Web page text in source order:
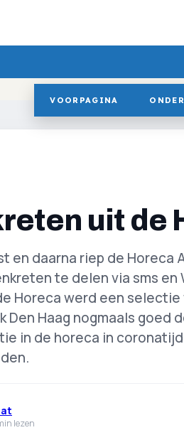
VOORPAGINA
uit de
en daarna riep de Horeca
te delen via sms en
Horeca werd een
Haag nogmaals goed
in de horeca in
lezen